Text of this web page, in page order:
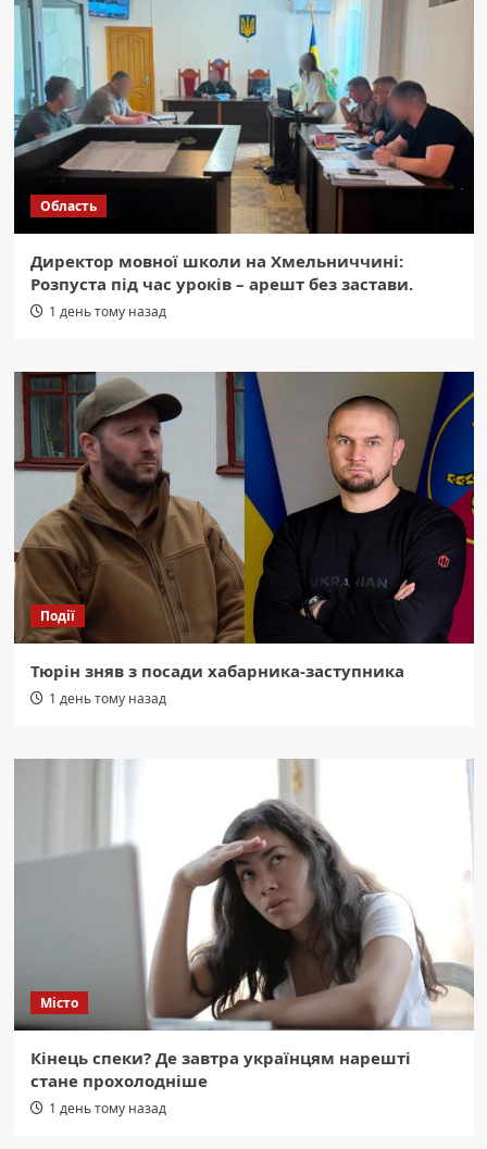
Область
Директор мовної школи на Хмельниччині:
Розпуста під час уроків – арешт без застави.
1 день тому назад
Події
Тюрін зняв з посади хабарника-заступника
1 день тому назад
Місто
Кінець спеки? Де завтра українцям нарешті
стане прохолодніше
1 день тому назад